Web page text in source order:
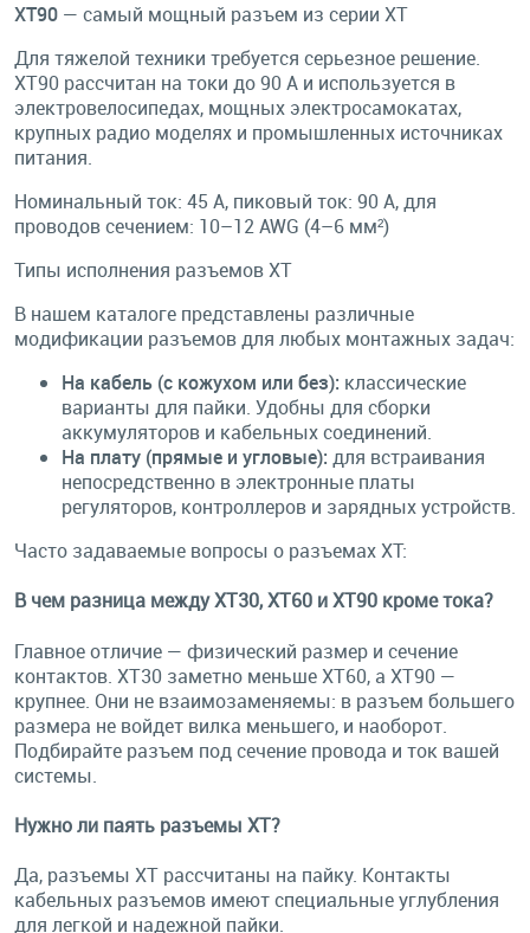
XT90 — самый мощный разъем из серии XT
Для тяжелой техники требуется серьезное решение.
XT90 рассчитан на токи до 90 А и используется в
электровелосипедах, мощных электросамокатах,
крупных радио моделях и промышленных источниках
питания.
Номинальный ток: 45 A, пиковый ток: 90 A, для
проводов сечением: 10–12 AWG (4–6 мм²)
Типы исполнения разъемов XT
В нашем каталоге представлены различные
модификации разъемов для любых монтажных задач:
На кабель (с кожухом или без): классические
варианты для пайки. Удобны для сборки
аккумуляторов и кабельных соединений.
На плату (прямые и угловые): для встраивания
непосредственно в электронные платы
регуляторов, контроллеров и зарядных устройств.
Часто задаваемые вопросы о разъемах XT:
В чем разница между XT30, XT60 и XT90 кроме тока?
Главное отличие — физический размер и сечение
контактов. XT30 заметно меньше XT60, а XT90 —
крупнее. Они не взаимозаменяемы: в разъем большего
размера не войдет вилка меньшего, и наоборот.
Подбирайте разъем под сечение провода и ток вашей
системы.
Нужно ли паять разъемы XT?
Да, разъемы XT рассчитаны на пайку. Контакты
кабельных разъемов имеют специальные углубления
для легкой и надежной пайки.